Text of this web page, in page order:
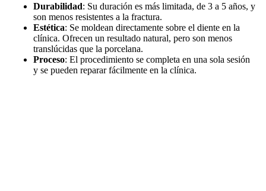
Durabilidad: Su duración es más limitada, de 3 a 5 años, y
son menos resistentes a la fractura.
Estética: Se moldean directamente sobre el diente en la
clínica. Ofrecen un resultado natural, pero son menos
translúcidas que la porcelana.
Proceso: El procedimiento se completa en una sola sesión
y se pueden reparar fácilmente en la clínica.